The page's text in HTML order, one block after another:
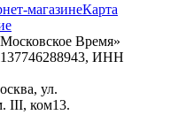
магазинеКарта
Время»
ИНН
ул.
III, ком13.